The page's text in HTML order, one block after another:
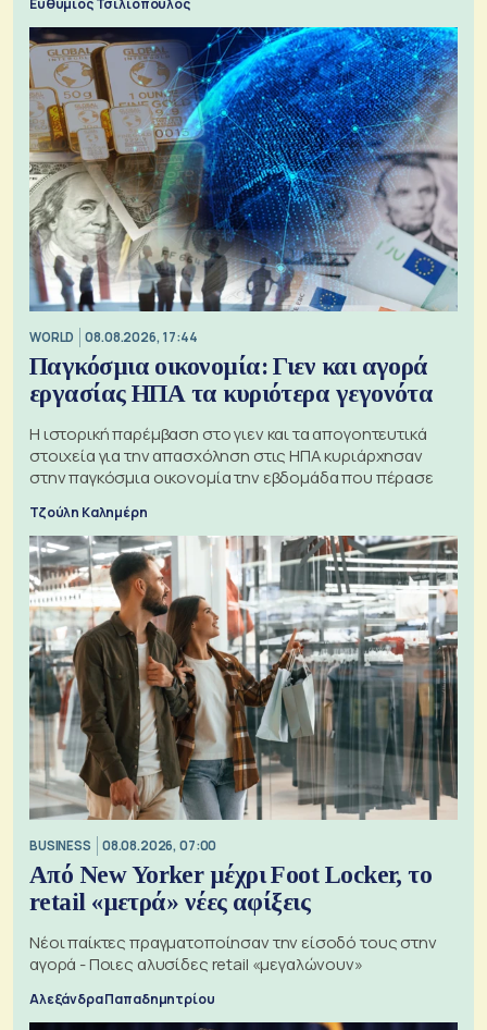
WORLD 08.08.2026, 17:44
Παγκόσμια οικονομία: Γιεν και αγορά
εργασίας ΗΠΑ τα κυριότερα γεγονότα
Η ιστορική παρέμβαση στο γιεν και τα απογοητευτικά
στοιχεία για την απασχόληση στις ΗΠΑ κυριάρχησαν
στην παγκόσμια οικονομία την εβδομάδα που πέρασε
Τζούλη Καλημέρη
BUSINESS 08.08.2026, 07:00
Από New Yorker μέχρι Foot Locker, το
retail «μετρά» νέες αφίξεις
Νέοι παίκτες πραγματοποίησαν την είσοδό τους στην
αγορά - Ποιες αλυσίδες retail «μεγαλώνουν»
Αλεξάνδρα Παπαδημητρίου